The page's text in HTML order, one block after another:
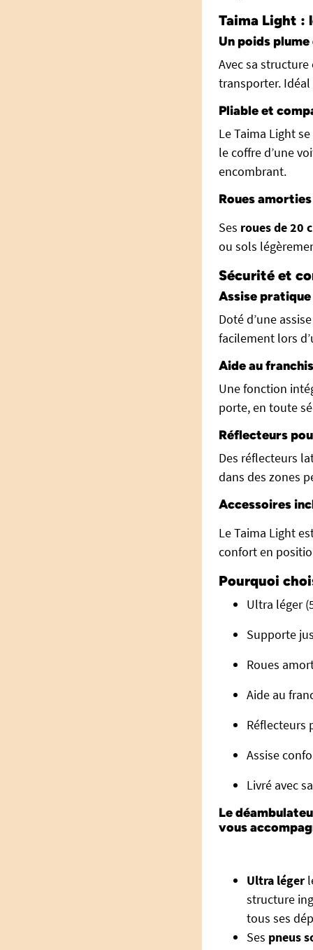
Taima Light :
Un poids plume
Avec sa
transporter.
Pliable et
Le Taima Light
le coffre d’une
encombrant.
Roues
Ses roues de 20
ou sols
Sécurité et
Assise
Doté d’une
facilement lors
Aide au
Une fonction
porte, en toute
Réflecteurs
Des réflecteurs
dans des zones
Accessoires
Le Taima Light
confort en
Pourquoi
Ultra léger
Supporte
Roues
Aide au
Réflecteurs
Assise
Livré avec
Le
vous
Ultra léger
structure
tous ses
Ses pneus